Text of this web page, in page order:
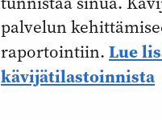
palvelun
raportointiin. Lue
kävijätilastoinnista